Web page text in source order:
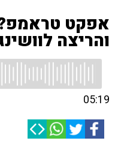
אפקט טראמפ?
והריצה
05:19